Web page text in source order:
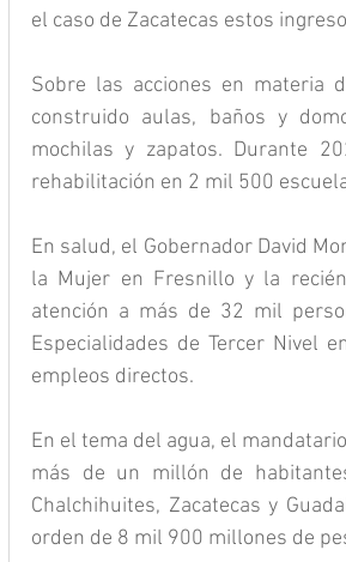
el caso de Zacatecas estos
Sobre las acciones en materia
construido aulas, baños y
mochilas y zapatos. Durante
rehabilitación en 2 mil 500
En salud, el Gobernador David
la Mujer en Fresnillo y la
atención a más de 32 mil
Especialidades de Tercer Nivel
empleos directos.
En el tema del agua, el
más de un millón de
Chalchihuites, Zacatecas y
orden de 8 mil 900 millones de